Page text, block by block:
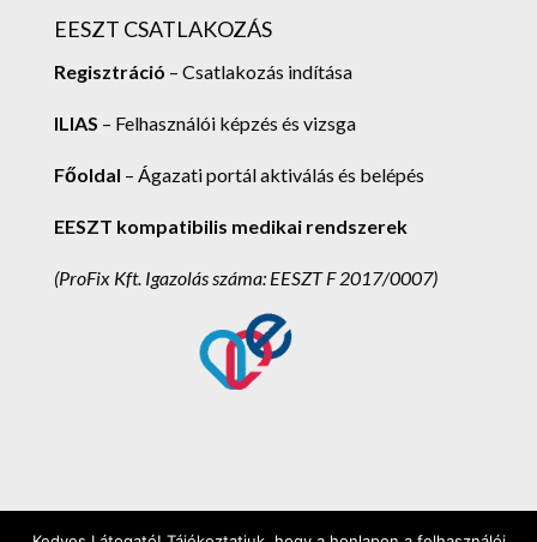
EESZT CSATLAKOZÁS
Regisztráció – Csatlakozás indítása
ILIAS – Felhasználói képzés és vizsga
Főoldal – Ágazati portál aktiválás és belépés
EESZT kompatibilis medikai rendszerek
(ProFix Kft. Igazolás száma: EESZT F 2017/0007)